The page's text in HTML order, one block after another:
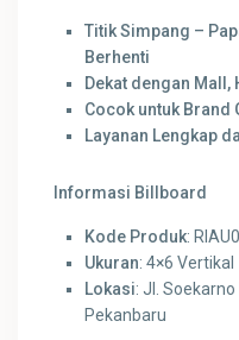
Titik Simpang –
Berhenti
Dekat dengan Mall,
Cocok untuk Brand
Layanan Lengkap
Informasi Billboard
Kode Produk:
Ukuran: 4×6 Vertikal
Lokasi: Jl.
Pekanbaru